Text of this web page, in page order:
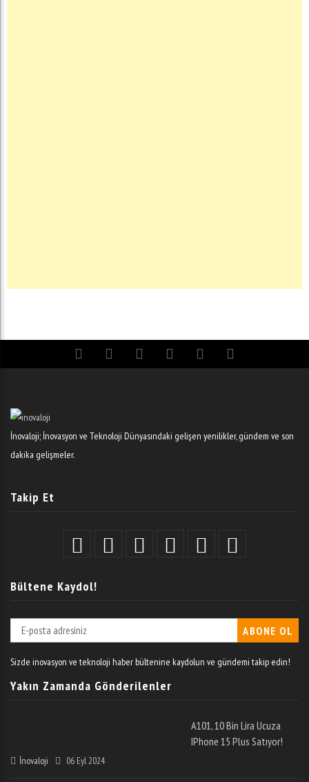
İnovaloji; İnovasyon ve Teknoloji Dünyasındaki gelişen yenilikler, gündem ve son
dakika gelişmeler.
Takip Et
Bültene Kaydol!
Sizde inovasyon ve teknoloji haber bültenine kaydolun ve gündemi takip edin!
Yakın Zamanda Gönderilenler
A101, 10 Bin Lira Ucuza
IPhone 15 Plus Satıyor!
İnovaloji 06 Eyl 2024